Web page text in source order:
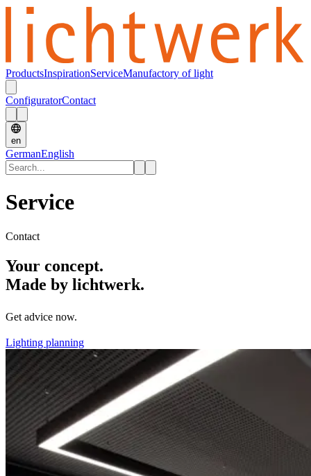
ProductsInspirationServiceManufactory of light
ConfiguratorContact
en
GermanEnglish
Service
Contact
Your concept.
Made by lichtwerk.
Get advice now.
Lighting planning